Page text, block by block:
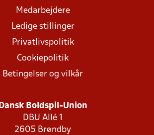
Medarbejdere
Ledige stillinger
Privatlivspolitik
Cookiepolitik
Betingelser og vilkår
Dansk Boldspil-Union
DBU Allé 1
2605 Brøndby